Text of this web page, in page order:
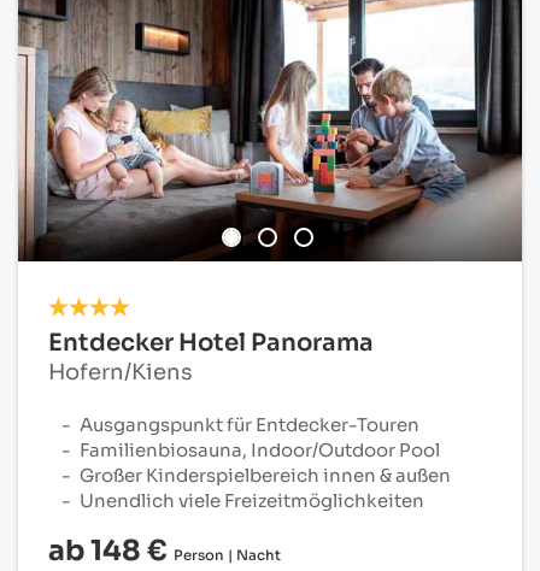
Entdecker Hotel Panorama
Hofern/Kiens
Ausgangspunkt für Entdecker-Touren
Familienbiosauna, Indoor/Outdoor Pool
Großer Kinderspielbereich innen & außen
Unendlich viele Freizeitmöglichkeiten
ab 148 € Person | Nacht